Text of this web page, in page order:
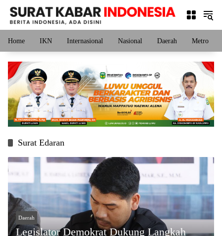
Langsung
konten
Home IKN Internasional Nasional Daerah Metro
Surat Edaran
Daerah
Legislator Demokrat Dukung Langkah